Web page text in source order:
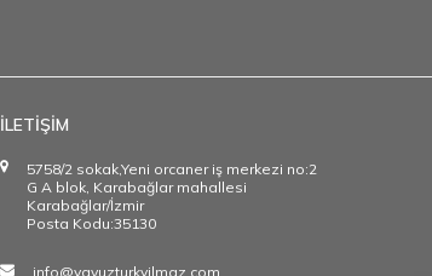
İLETİŞİM
5758/2 sokak,Yeni orcaner iş merkezi no:2
G A blok, Karabağlar mahallesi
Karabağlar/İzmir
Posta Kodu:35130
info@yavuzturkyilmaz.com